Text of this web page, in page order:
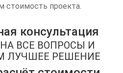
стоимость проекта.
консультация
ВСЕ ВОПРОСЫ И
ЛУЧШЕЕ РЕШЕНИЕ
даю своё согласие на обработку моих
с ФЗ от 27.07.2006 № 152-ФЗ "О
и для целей, определенных в политикой